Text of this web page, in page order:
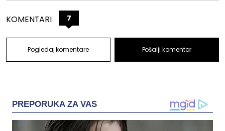
KOMENTARI 7
Pogledaj komentare Pošalji komentar
PREPORUKA ZA VAS